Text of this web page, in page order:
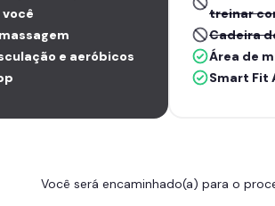
e aeróbicos
treinar
Cadeira
Área de
Smart Fit
Você será encaminhado(a) para o